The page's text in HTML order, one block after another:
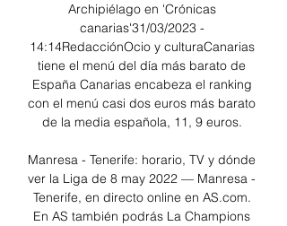
Archipiélago en 'Crónicas
canarias'31/03/2023 -
14:14RedacciónOcio y culturaCanarias
tiene el menú del día más barato de
España Canarias encabeza el ranking
con el menú casi dos euros más barato
de la media española, 11, 9 euros.
Manresa - Tenerife: horario, TV y dónde
ver la Liga de 8 may 2022 — Manresa -
Tenerife, en directo online en AS.com.
En AS también podrás La Champions